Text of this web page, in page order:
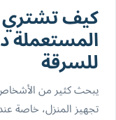
كيف تشتري
المستعملة
للسرقة
يبحث كثير من الأشخاص
تجهيز المنزل، خاصة